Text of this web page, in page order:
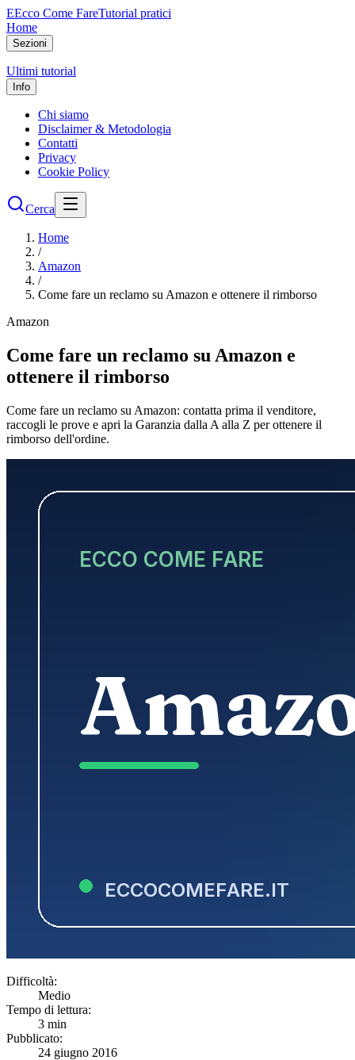
EEcco Come FareTutorial pratici
Home
Sezioni
Ultimi tutorial
Info
Chi siamo
Disclaimer & Metodologia
Contatti
Privacy
Cookie Policy
Cerca
Home
/
Amazon
/
Come fare un reclamo su Amazon e ottenere il rimborso
Amazon
Come fare un reclamo su Amazon e
ottenere il rimborso
Come fare un reclamo su Amazon: contatta prima il venditore,
raccogli le prove e apri la Garanzia dalla A alla Z per ottenere il
rimborso dell'ordine.
Difficoltà:
Medio
Tempo di lettura:
3 min
Pubblicato:
24 giugno 2016